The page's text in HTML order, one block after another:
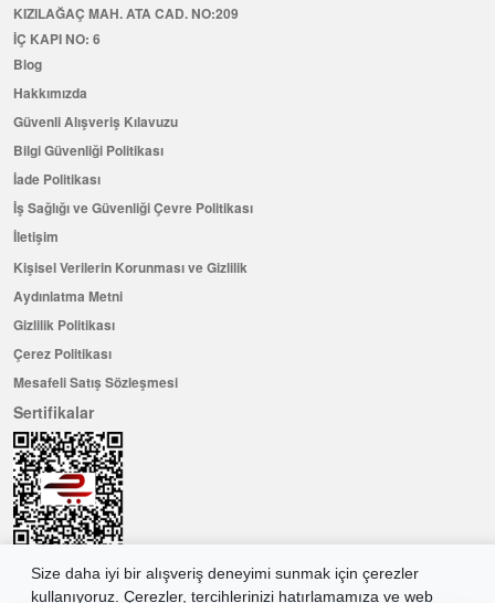
Size daha iyi bir alışveriş deneyimi sunmak için çerezler
kullanıyoruz. Çerezler, tercihlerinizi hatırlamamıza ve web
KIZILAĞAÇ MAH. ATA CAD. NO:209
İÇ KAPI NO: 6
Blog
Hakkımızda
Güvenli Alışveriş Kılavuzu
Bilgi Güvenliği Politikası
İade Politikası
İş Sağlığı ve Güvenliği Çevre Politikası
İletişim
Kişisel Verilerin Korunması ve Gizlilik
Aydınlatma Metni
Gizlilik Politikası
Çerez Politikası
Mesafeli Satış Sözleşmesi
Sertifikalar